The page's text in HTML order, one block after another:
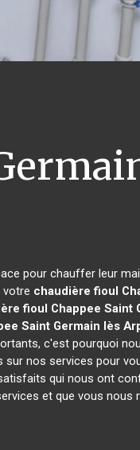
pour chauffer leur
votre chaudière fioul
fioul Chappee Saint
Saint Germain lès
c'est pourquoi
nos services pour
qui nous ont
et que vous nous